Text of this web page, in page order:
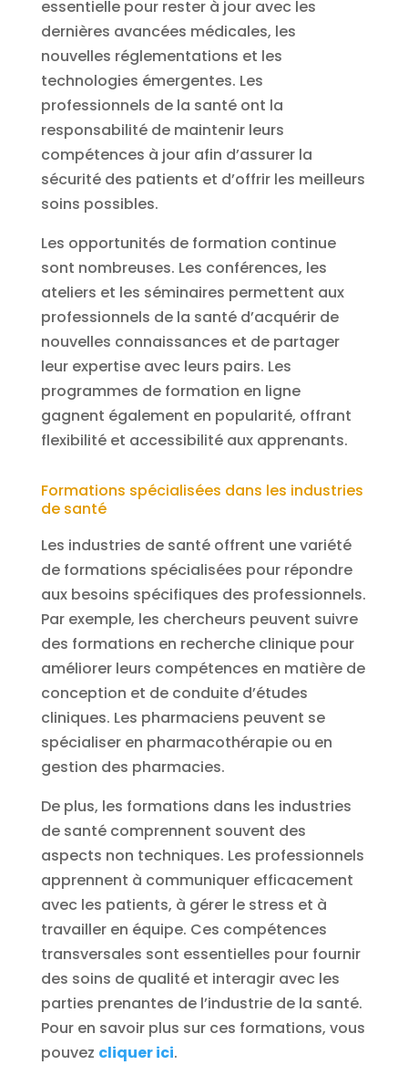
essentielle pour rester à jour avec les
dernières avancées médicales, les
nouvelles réglementations et les
technologies émergentes. Les
professionnels de la santé ont la
responsabilité de maintenir leurs
compétences à jour afin d’assurer la
sécurité des patients et d’offrir les meilleurs
soins possibles.
Les opportunités de formation continue
sont nombreuses. Les conférences, les
ateliers et les séminaires permettent aux
professionnels de la santé d’acquérir de
nouvelles connaissances et de partager
leur expertise avec leurs pairs. Les
programmes de formation en ligne
gagnent également en popularité, offrant
flexibilité et accessibilité aux apprenants.
Formations spécialisées dans les industries
de santé
Les industries de santé offrent une variété
de formations spécialisées pour répondre
aux besoins spécifiques des professionnels.
Par exemple, les chercheurs peuvent suivre
des formations en recherche clinique pour
améliorer leurs compétences en matière de
conception et de conduite d’études
cliniques. Les pharmaciens peuvent se
spécialiser en pharmacothérapie ou en
gestion des pharmacies.
De plus, les formations dans les industries
de santé comprennent souvent des
aspects non techniques. Les professionnels
apprennent à communiquer efficacement
avec les patients, à gérer le stress et à
travailler en équipe. Ces compétences
transversales sont essentielles pour fournir
des soins de qualité et interagir avec les
parties prenantes de l’industrie de la santé.
Pour en savoir plus sur ces formations, vous
pouvez cliquer ici.